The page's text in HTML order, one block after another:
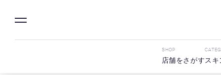
SHOP
店舗をさがすスキ